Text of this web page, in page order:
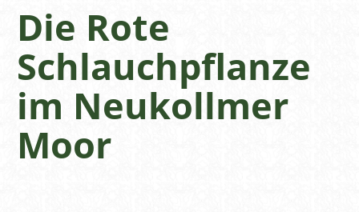
Die Rote
Schlauchpflanze
im Neukollmer
Moor